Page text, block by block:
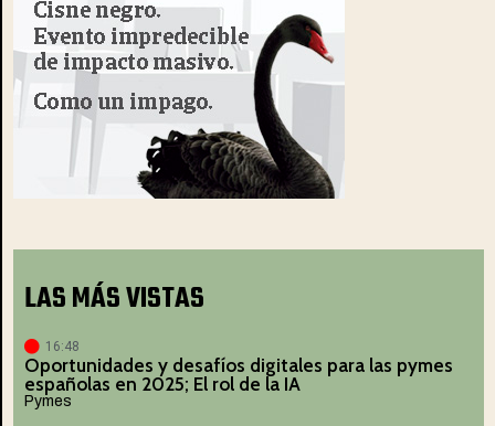
LAS MÁS VISTAS
16:48
Oportunidades y desafíos digitales para las pymes
españolas en 2025; El rol de la IA
Pymes